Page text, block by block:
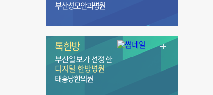
부산성모안과병원
톡한방
부산일보가 선정한
디지털 한방병원
태흥당한의원